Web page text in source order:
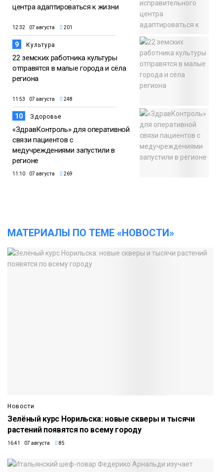
центра адаптироваться к жизни
12:32 07 августа 201
9 Культура
22 земских работника культуры
отправятся в малые города и сёла
региона
11:53 07 августа 248
10 Здоровье
«ЗдравКонтроль» для оперативной
связи пациентов с
медучреждениями запустили в
регионе
11:10 07 августа 269
МАТЕРИАЛЫ ПО ТЕМЕ «НОВОСТИ»
Новости
Зелёный курс Норильска: новые скверы и тысячи
растений появятся по всему городу
16:41 07 августа 85